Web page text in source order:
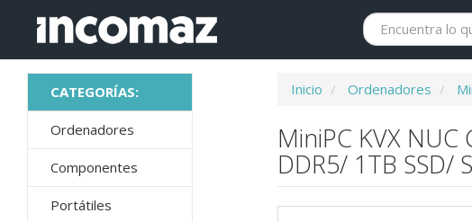
Ordenadores
Componentes
Portátiles
Inicio Ordenadores
MiniPC KVX
DDR5/ 1TB SSD/